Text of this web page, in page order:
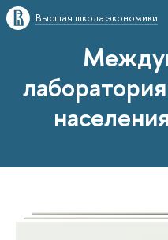
Высшая школа экономики